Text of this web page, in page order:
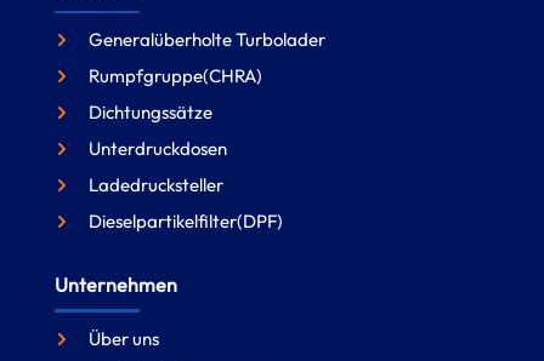
Generalüberholte Turbolader
Rumpfgruppe(CHRA)
Dichtungssätze
Unterdruckdosen
Ladedrucksteller
Dieselpartikelfilter(DPF)
Unternehmen
Über uns